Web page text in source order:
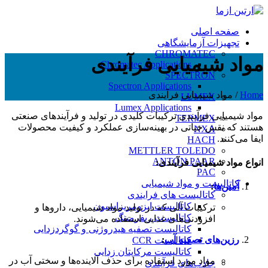
صفحه اصلی
تجهیزات آزمایشگاهی
CHROMATEC
Chromatec Applications
SPECTRON
Spectron Applications
LUMEX
Lumex Applications
TERMEX
NXA
HACH
METTLER TOLEDO
ANTON PAAR
PAC
کاتالیست و مواد شیمیایی
کاتالیست های فرایندی
کاتالیست ایزومریزاسیون
کاتالیست ریفرمینگ
کاتالیست تصفیه هیدروژنی و گوگردزدایی
کاتالیست CCR
کاتالیست مرکاپتان زدایی
جاذب‌های فرآیندی
مواد شیمیایی فرآیندی
Home
/ مواد شیمیایی فرآیندی
مواد شیمیایی فرآیندی ترکیبات کلیدی در تولید و فرآیندهای صنعتی
هستند که نقش حیاتی در بهینه‌سازی عملکرد و کیفیت محصولات
ایفا می‌کنند.
انواع مواد شیمیایی فرآیندی:
آمین‌ها:
ترکیبات آلی که در تولید مواد شیمیایی، داروها و
افزودنی‌های غذایی استفاده می‌شوند.
رزین‌های تصفیه آب:
مواد مورد استفاده برای حذف آلاینده‌ها و سختی آب در